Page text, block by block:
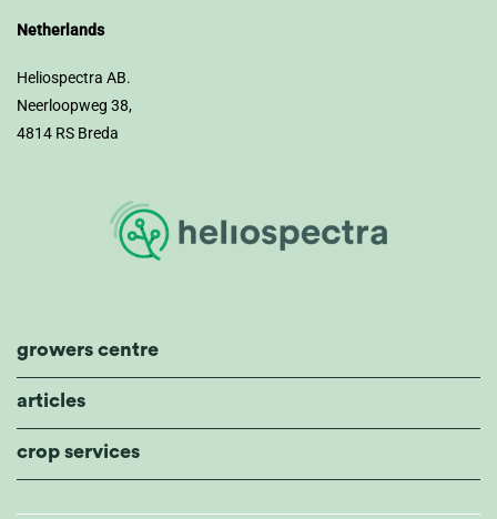
Netherlands
Heliospectra AB.
Neerloopweg 38,
4814 RS Breda
growers centre
articles
crop services